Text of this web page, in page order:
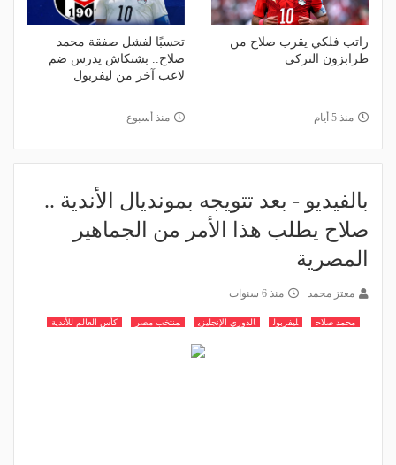
راتب فلكي يقرب صلاح من
طرابزون التركي
منذ 5 أيام
تحسبًا لفشل صفقة محمد
صلاح.. بشتكاش يدرس ضم
لاعب آخر من ليفربول
منذ أسبوع
بالفيديو - بعد تتويجه بمونديال الأندية ..
صلاح يطلب هذا الأمر من الجماهير
المصرية
معتز محمد منذ 6 سنوات
محمد صلاح ليفربول الدوري الإنجليزي منتخب مصر كأس العالم للأندية